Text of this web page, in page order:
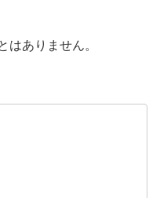
はありません。